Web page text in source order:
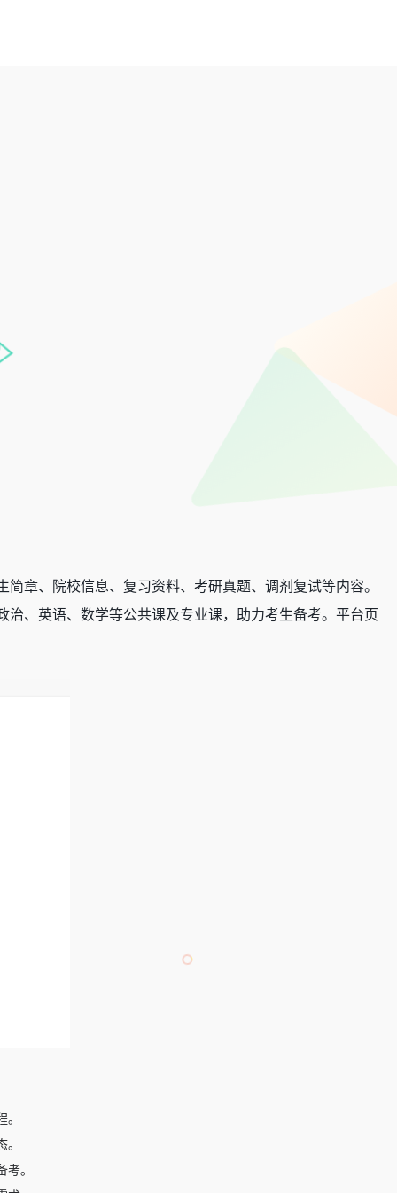
章、院校信息、复习资料、考研真题、调剂复试等内容。
、英语、数学等公共课及专业课，助力考生备考。平台页
。